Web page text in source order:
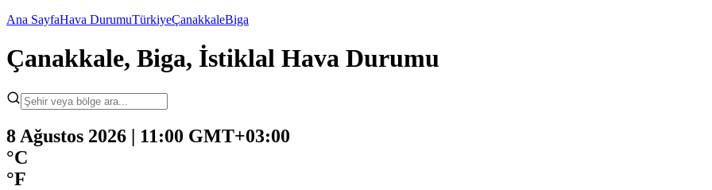
Ana SayfaHava DurumuTürkiyeÇanakkaleBiga
Çanakkale, Biga, İstiklal Hava Durumu
8 Ağustos 2026 | 11:00 GMT+03:00
°C
°F